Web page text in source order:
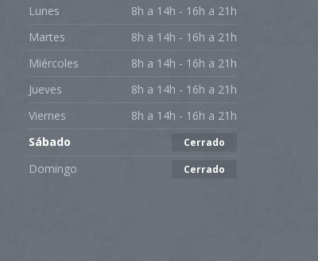
Lunes
8h a 14h - 16h a 21h
Martes
8h a 14h - 16h a 21h
Miércoles
8h a 14h - 16h a 21h
Jueves
8h a 14h - 16h a 21h
Viernes
8h a 14h - 16h a 21h
Sábado
Cerrado
Domingo Cerrado